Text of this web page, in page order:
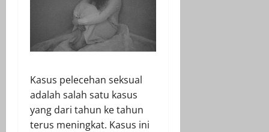
Kasus pelecehan seksual
adalah salah satu kasus
yang dari tahun ke tahun
terus meningkat. Kasus ini